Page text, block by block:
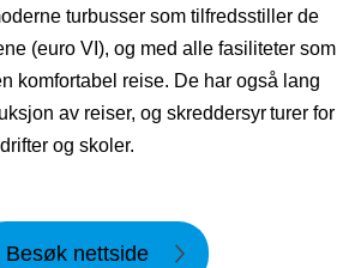
turbusser som tilfredsstiller de
(euro VI), og med alle fasiliteter som
komfortabel reise. De har også lang
av reiser, og skreddersyr turer for
og skoler.
Besøk nettside